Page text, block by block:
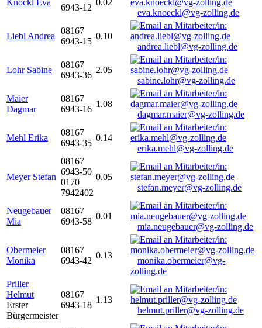
Knöckl Eva
6943-12
0.02
eva.knoeckl@vg-zolling.de
Liebl Andrea
08167
6943-15
0.10
andrea.liebl@vg-zolling.de
Lohr Sabine
08167
6943-36
2.05
sabine.lohr@vg-zolling.de
Maier
Dagmar
08167
6943-16
1.08
dagmar.maier@vg-zolling.de
Mehl Erika
08167
6943-35
0.14
erika.mehl@vg-zolling.de
Meyer Stefan
08167
6943-50
0170
7942402
0.05
stefan.meyer@vg-zolling.de
Neugebauer
Mia
08167
6943-58
0.01
mia.neugebauer@vg-zolling.de
Obermeier
Monika
08167
6943-42
0.13
monika.obermeier@vg-
zolling.de
Priller
Helmut
Erster
Bürgermeister
08167
6943-18
1.13
helmut.priller@vg-zolling.de